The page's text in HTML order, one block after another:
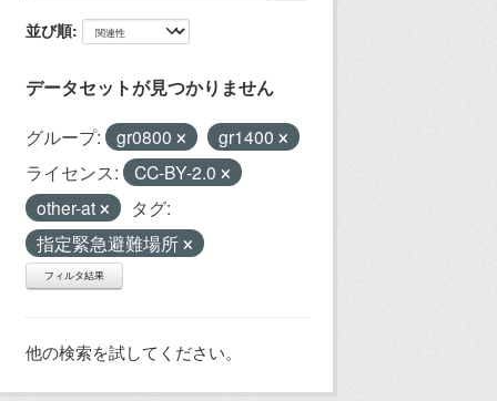
並び順
データセットが見つかりません
グループ: gr0800
gr1400
ライセンス:
CC-BY-2.0
other-at
タグ:
指定緊急避難場所
フィルタ結果
他の検索を試してください。